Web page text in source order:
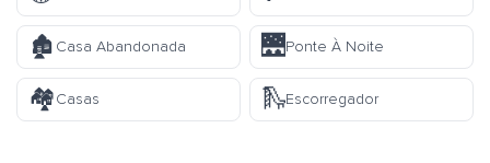
🏚️ Casa Abandonada 🌉Ponte À Noite
🏘️Casas 🛝Escorregador